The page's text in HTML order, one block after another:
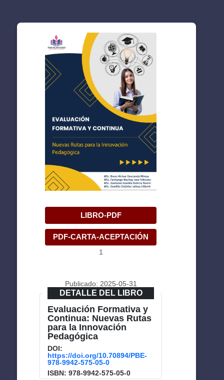
LIBRO-PDF
PDF-CARTA-ACEPTACIÓN
1
Publicado: 2025-05-31
DETALLE DEL LIBRO
Evaluación Formativa y
Continua: Nuevas Rutas
para la Innovación
Pedagógica
DOI:
https://doi.org/10.70894/PBE-
978-9942-575-05-0
ISBN: 978-9942-575-05-0